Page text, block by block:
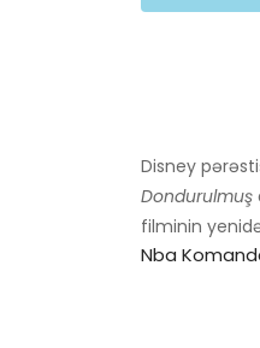
Disney
Dondurulmuş
filminin
Nba